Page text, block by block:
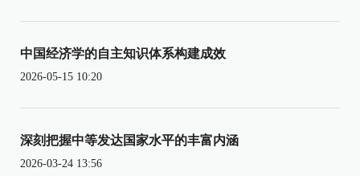
中国经济学的自主知识体系构建成效
2026-05-15 10:20
深刻把握中等发达国家水平的丰富内涵
2026-03-24 13:56